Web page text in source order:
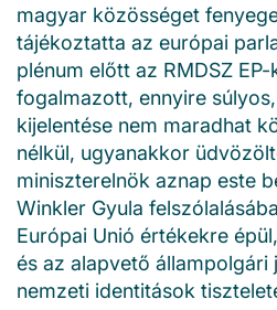
magyar közösséget
tájékoztatta az európai
plénum előtt az RMDSZ
fogalmazott, ennyire
kijelentése nem maradhat
nélkül, ugyanakkor
miniszterelnök aznap este
Winkler Gyula
Európai Unió értékekre
és az alapvető állampolgári
nemzeti identitások